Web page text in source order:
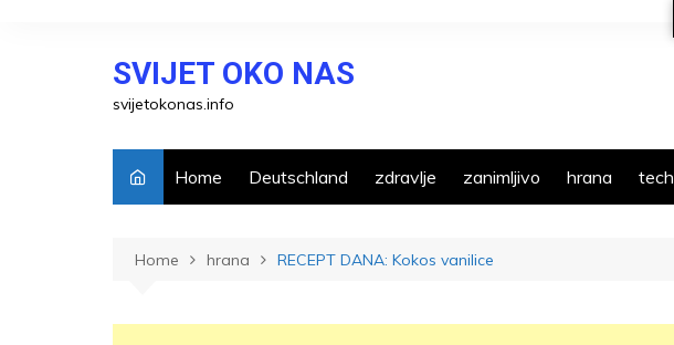
SVIJET OKO NAS
svijetokonas.info
Home Deutschland zdravlje zanimljivo hrana tech
Home hrana RECEPT DANA: Kokos vanilice